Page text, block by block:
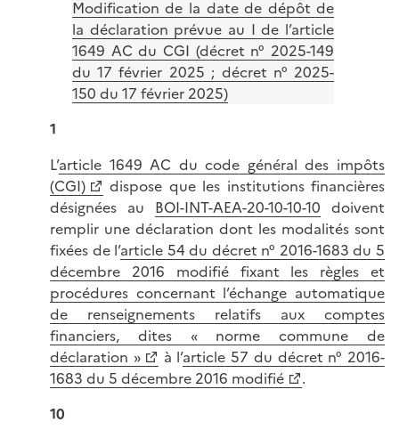
Modification de la date de dépôt de
la déclaration prévue au I de l’article
1649 AC du CGI (décret n° 2025-149
du 17 février 2025 ; décret n° 2025-
150 du 17 février 2025)
1
L’article 1649 AC du code général des impôts
(CGI)
dispose que les institutions financières
désignées au BOI-INT-AEA-20-10-10-10 doivent
remplir une déclaration dont les modalités sont
fixées de l’article 54 du décret n° 2016-1683 du 5
décembre 2016 modifié fixant les règles et
procédures concernant l’échange automatique
de renseignements relatifs aux comptes
financiers, dites « norme commune de
déclaration »
à l’article 57 du décret n° 2016-
1683 du 5 décembre 2016 modifié
.
10